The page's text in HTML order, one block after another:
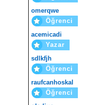
omerqwe
Öğrenci
acemicadi
Yazar
sdlkfjh
Öğrenci
raufcanhoskal
Öğrenci